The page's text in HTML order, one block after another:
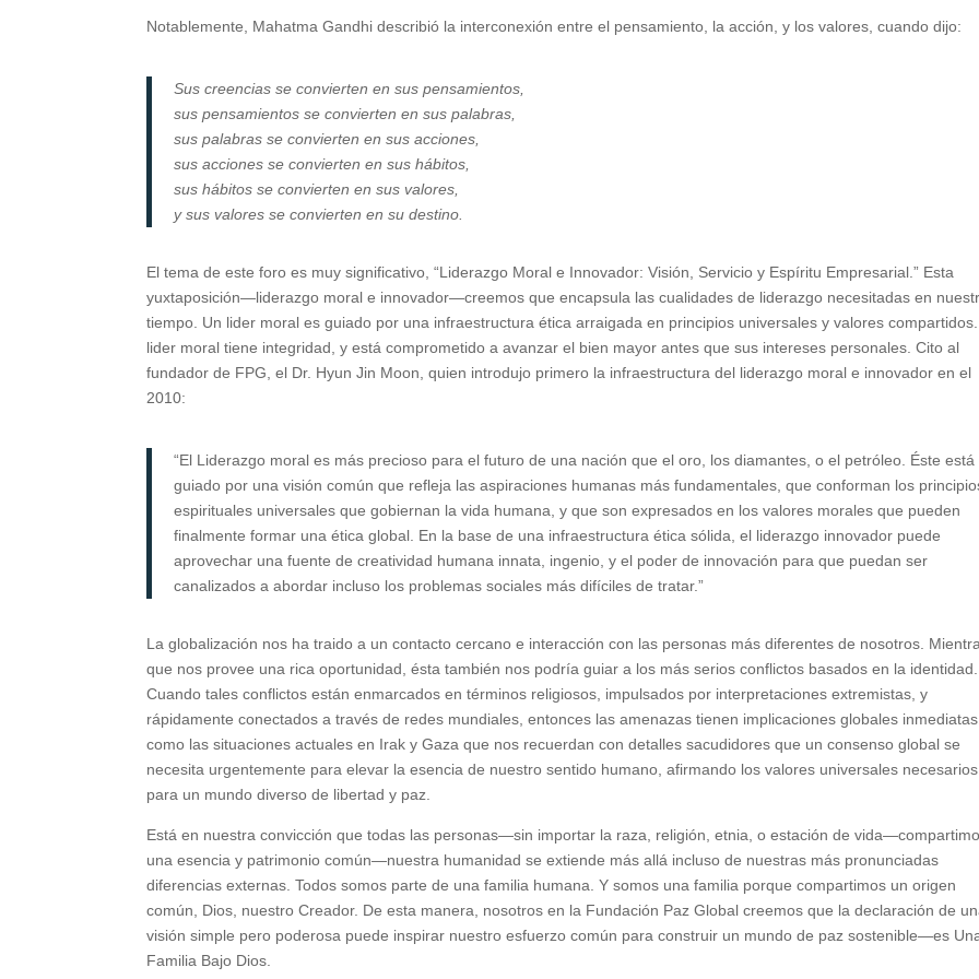
Notablemente, Mahatma Gandhi describió la interconexión entre el pensamiento, la acción, y los valores, cuando dijo:
Sus creencias se convierten en sus pensamientos,
sus pensamientos se convierten en sus palabras,
sus palabras se convierten en sus acciones,
sus acciones se convierten en sus hábitos,
sus hábitos se convierten en sus valores,
y sus valores se convierten en su destino.
El tema de este foro es muy significativo, “Liderazgo Moral e Innovador: Visión, Servicio y Espíritu Empresarial.” Esta
yuxtaposición—liderazgo moral e innovador—creemos que encapsula las cualidades de liderazgo necesitadas en
tiempo. Un lider moral es guiado por una infraestructura ética arraigada en principios universales y valores
lider moral tiene integridad, y está comprometido a avanzar el bien mayor antes que sus intereses personales. Cito al
fundador de FPG, el Dr. Hyun Jin Moon, quien introdujo primero la infraestructura del liderazgo moral e innovador en el
2010:
“El Liderazgo moral es más precioso para el futuro de una nación que el oro, los diamantes, o el petróleo. Éste está
guiado por una visión común que refleja las aspiraciones humanas más fundamentales, que conforman los
espirituales universales que gobiernan la vida humana, y que son expresados en los valores morales que pueden
finalmente formar una ética global. En la base de una infraestructura ética sólida, el liderazgo innovador puede
aprovechar una fuente de creatividad humana innata, ingenio, y el poder de innovación para que puedan ser
canalizados a abordar incluso los problemas sociales más difíciles de tratar.”
La globalización nos ha traido a un contacto cercano e interacción con las personas más diferentes de nosotros.
que nos provee una rica oportunidad, ésta también nos podría guiar a los más serios conflictos basados en la identidad.
Cuando tales conflictos están enmarcados en términos religiosos, impulsados por interpretaciones extremistas, y
rápidamente conectados a través de redes mundiales, entonces las amenazas tienen implicaciones globales
como las situaciones actuales en Irak y Gaza que nos recuerdan con detalles sacudidores que un consenso global se
necesita urgentemente para elevar la esencia de nuestro sentido humano, afirmando los valores universales necesarios
para un mundo diverso de libertad y paz.
Está en nuestra convicción que todas las personas—sin importar la raza, religión, etnia, o estación de
una esencia y patrimonio común—nuestra humanidad se extiende más allá incluso de nuestras más pronunciadas
diferencias externas. Todos somos parte de una familia humana. Y somos una familia porque compartimos un origen
común, Dios, nuestro Creador. De esta manera, nosotros en la Fundación Paz Global creemos que la declaración de
visión simple pero poderosa puede inspirar nuestro esfuerzo común para construir un mundo de paz sostenible—es
Familia Bajo Dios.